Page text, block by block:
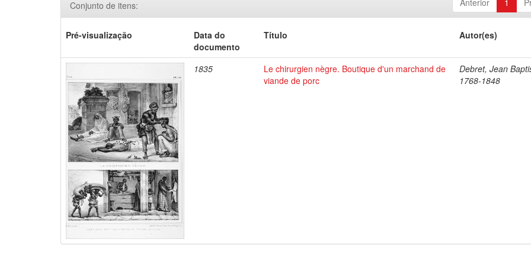
Anterior 1
Conjunto de itens:
Pré-visualização
Data do
documento
Título Autor(es)
1835
Le chirurgien nègre. Boutique d'un marchand de
viande de porc
Debret, Jean
1768-1848